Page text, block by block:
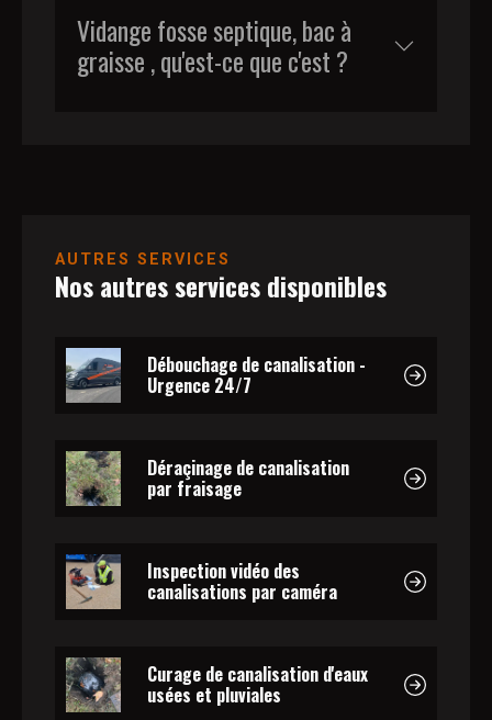
Vidange fosse septique, bac à
graisse , qu'est-ce que c'est ?
AUTRES SERVICES
Nos autres services disponibles
Débouchage de canalisation -
Urgence 24/7
Déraçinage de canalisation
par fraisage
Inspection vidéo des
canalisations par caméra
Curage de canalisation d'eaux
usées et pluviales